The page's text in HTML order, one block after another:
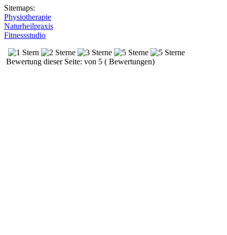
Sitemaps:
Physiotherapie
Naturheilpraxis
Fitnessstudio
Bewertung dieser Seite: von 5 ( Bewertungen)